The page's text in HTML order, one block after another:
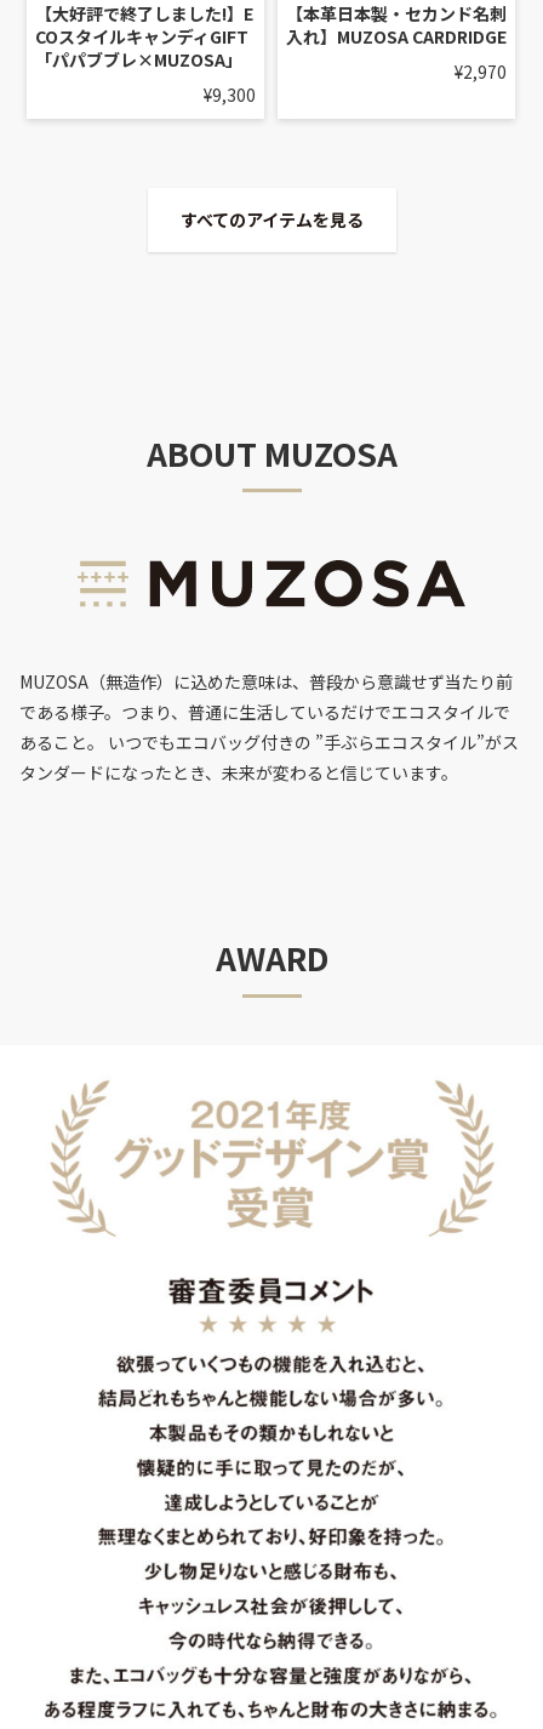
【大好評で終了しました!】E
COスタイルキャンディGIFT
「パパブブレ×MUZOSA」
¥9,300
【本革日本製・セカンド名刺
入れ】MUZOSA CARDRIDGE
¥2,970
すべてのアイテムを見る
ABOUT MUZOSA
MUZOSA（無造作）に込めた意味は、普段から意識せず当たり前
である様子。つまり、普通に生活しているだけでエコスタイルで
あること。 いつでもエコバッグ付きの ”手ぶらエコスタイル”がス
タンダードになったとき、未来が変わると信じています。
AWARD